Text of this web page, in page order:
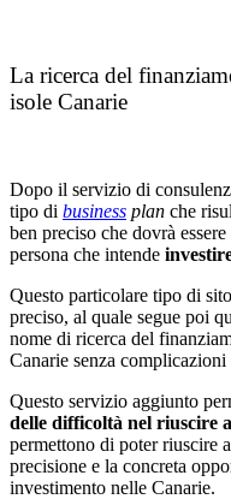
La ricerca del
isole Canarie
Dopo il servizio di
tipo di business plan che
ben preciso che dovrà
persona che intende
Questo particolare tipo di
preciso, al quale segue poi
nome di ricerca del
Canarie senza
Questo servizio aggiunto
delle difficoltà nel riuscire
permettono di poter riuscire
precisione e la concreta
investimento nelle Canarie.